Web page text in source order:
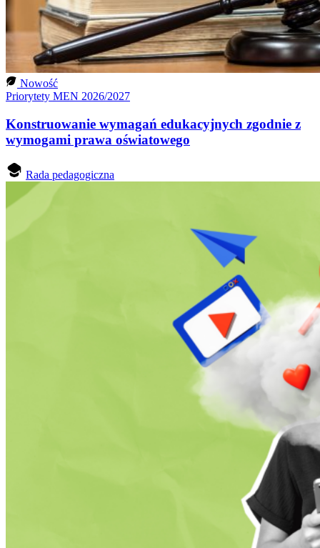
Nowość
Priorytety MEN 2026/2027
Konstruowanie wymagań edukacyjnych zgodnie z
wymogami prawa oświatowego
Rada pedagogiczna